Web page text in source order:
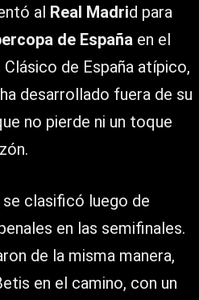
al Real Madrid para
de España en el
Clásico de España atípico,
desarrollado fuera de su
no pierde ni un toque
clasificó luego de
en las semifinales.
de la misma manera,
en el camino, con un